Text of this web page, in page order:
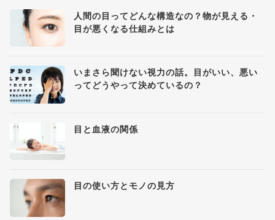
人間の目ってどんな構造なの？物が見える・
目が悪くなる仕組みとは
いまさら聞けない視力の話。目がいい、悪い
ってどうやって決めているの？
目と血液の関係
目の使い方とモノの見方